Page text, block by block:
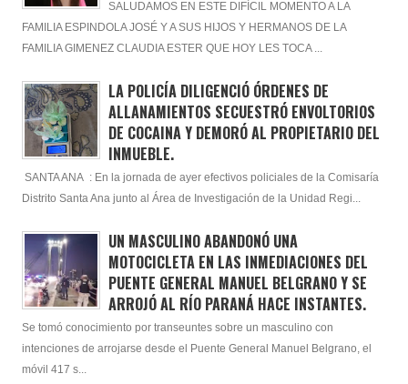
SALUDAMOS EN ESTE DIFÍCIL MOMENTO A LA
FAMILIA ESPINDOLA JOSÉ Y A SUS HIJOS Y HERMANOS DE LA
FAMILIA GIMENEZ CLAUDIA ESTER QUE HOY LES TOCA ...
LA POLICÍA DILIGENCIÓ ÓRDENES DE
ALLANAMIENTOS SECUESTRÓ ENVOLTORIOS
DE COCAINA Y DEMORÓ AL PROPIETARIO DEL
INMUEBLE.
SANTA ANA : En la jornada de ayer efectivos policiales de la Comisaría
Distrito Santa Ana junto al Área de Investigación de la Unidad Regi...
UN MASCULINO ABANDONÓ UNA
MOTOCICLETA EN LAS INMEDIACIONES DEL
PUENTE GENERAL MANUEL BELGRANO Y SE
ARROJÓ AL RÍO PARANÁ HACE INSTANTES.
Se tomó conocimiento por transeuntes sobre un masculino con
intenciones de arrojarse desde el Puente General Manuel Belgrano, el
móvil 417 s...